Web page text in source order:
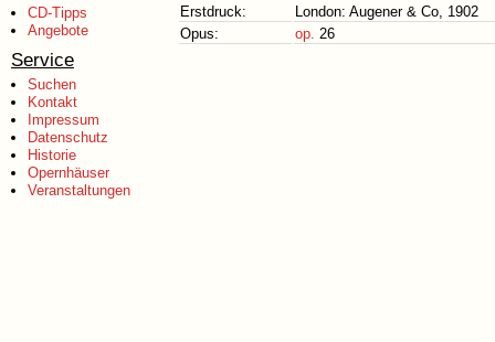
CD-Tipps
Angebote
Service
Suchen
Kontakt
Impressum
Datenschutz
Historie
Opernhäuser
Veranstaltungen
Erstdruck:
London: Augener & Co, 1902
Opus:
op. 26